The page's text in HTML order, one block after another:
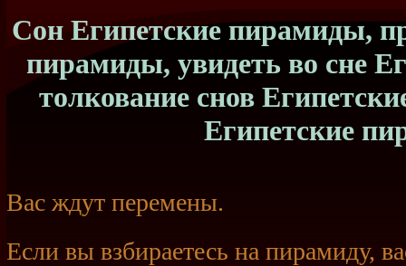
Сон Египетские пирамиды,
пирамиды, увидеть во сне
толкование снов
Египетские
Вас ждут перемены.
Если вы взбираетесь на пирамиду,